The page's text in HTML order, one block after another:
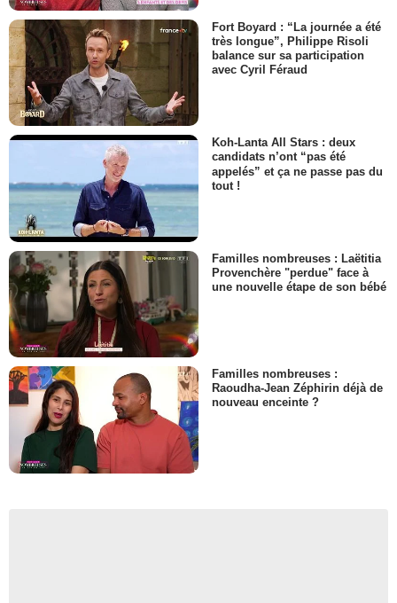
Fort Boyard : “La journée a été
très longue”, Philippe Risoli
balance sur sa participation
avec Cyril Féraud
Koh-Lanta All Stars : deux
candidats n’ont “pas été
appelés” et ça ne passe pas du
tout !
Familles nombreuses : Laëtitia
Provenchère "perdue" face à
une nouvelle étape de son bébé
Familles nombreuses :
Raoudha-Jean Zéphirin déjà de
nouveau enceinte ?